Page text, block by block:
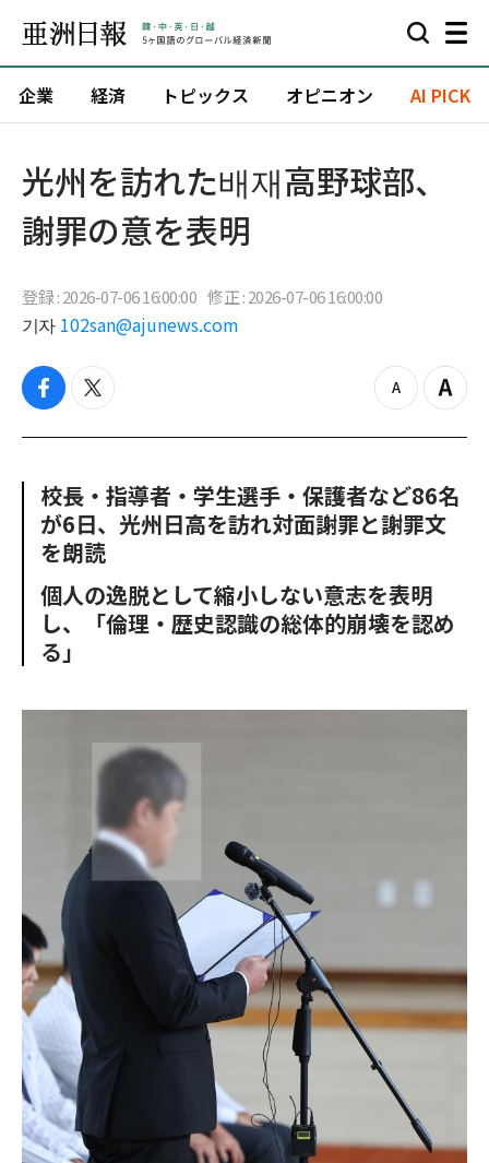
企業 経済 トピックス オピニオン AI PICK
光州を訪れた배재高野球部、
謝罪の意を表明
登録 : 2026-07-06 16:00:00 修正 : 2026-07-06 16:00:00
기자 102san@ajunews.com
f
c
o
o
k
t
i
e
r
z
o
u
t
Z
o
n
校長・指導者・学生選手・保護者など86名
が6日、光州日高を訪れ対面謝罪と謝罪文
を朗読
個人の逸脱として縮小しない意志を表明
し、「倫理・歴史認識の総体的崩壊を認め
る」